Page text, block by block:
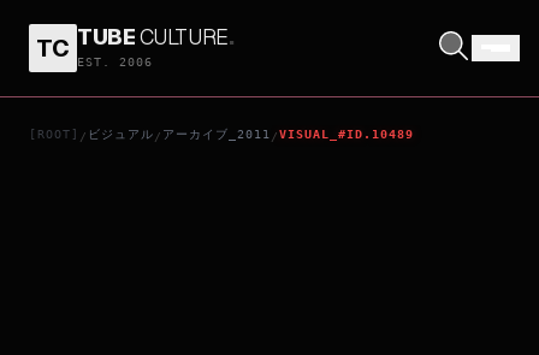
TC TUBECULTURE.
EST. 2006
[ROOT] / ビジュアル / アーカイブ_2011 /VISUAL_#ID.10489
映画けいおん！